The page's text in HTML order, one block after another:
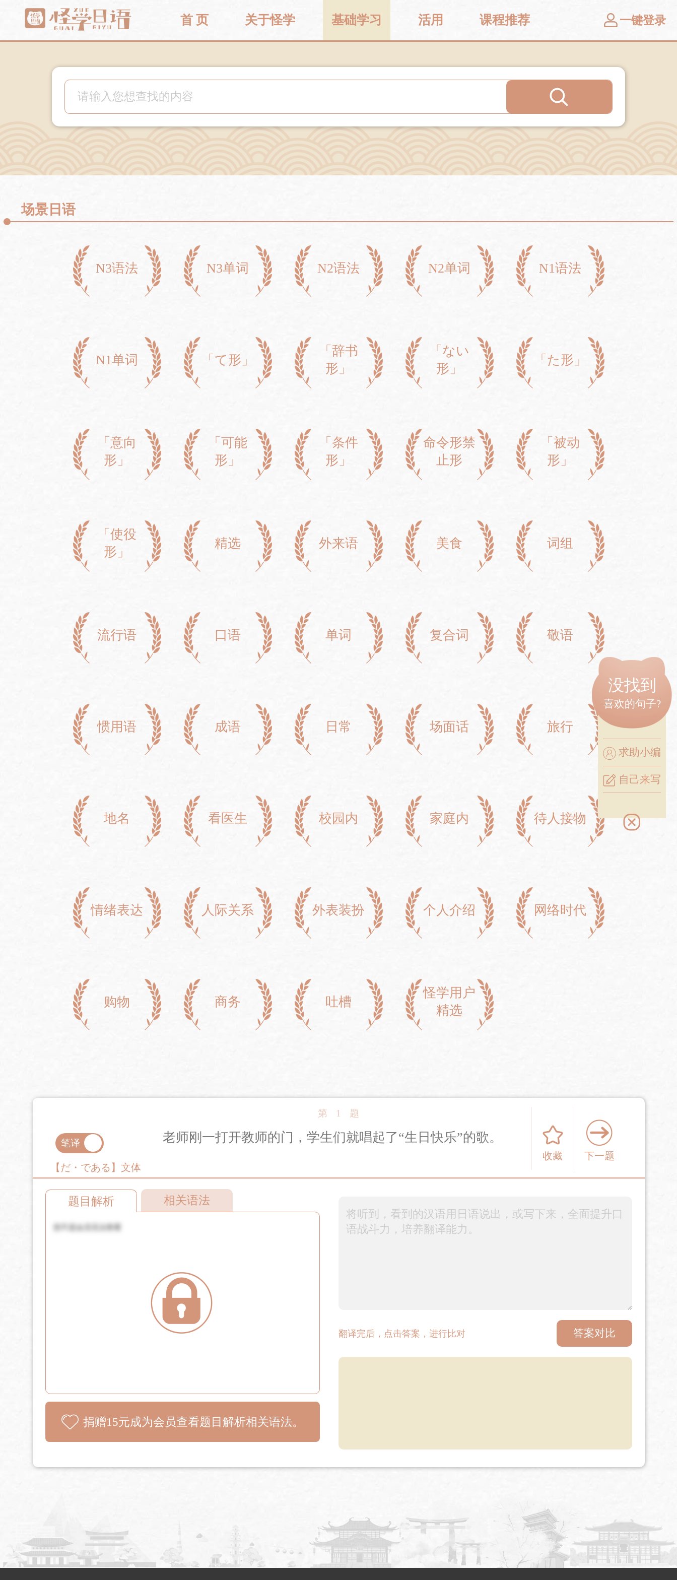
首 页 关于怪学 基础学习 活用 课程推荐 一键登录
场景日语
N3语法 N3单词 N2语法 N2单词 N1语法
N1单词 「て形」
「辞书
形」
「ない
形」
「た形」
「意向
形」
「可能
形」
「条件
形」
命令形禁
止形
「被动
形」
「使役
形」
精选 外来语 美食 词组
流行语 口语 单词 复合词 敬语
惯用语 成语 日常 场面话 旅行
地名 看医生 校园内 家庭内 待人接物
情绪表达 人际关系 外表装扮 个人介绍 网络时代
购物 商务 吐槽
怪学用户
精选
笔译
【だ・である】文体
第 1 题
老师刚一打开教师的门，学生们就唱起了“生日快乐”的歌。
收藏 下一题
题目解析 相关语法
捐赠15元成为会员查看题目解析相关语法。
翻译完后，点击答案，进行比对 答案对比
没找到
喜欢的句子?
求助小编
自己来写